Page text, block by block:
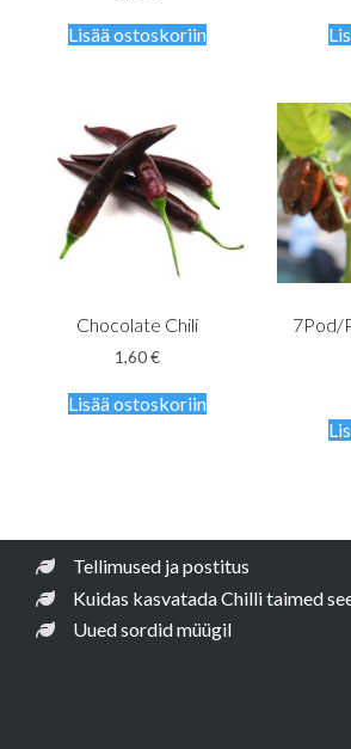
Lisää ostoskoriin
Chocolate Chili
1,60€
Lisää ostoskoriin
7Pod/
Tellimused ja postitus
Kuidas kasvatada Chilli taimed
Uued sordid müügil